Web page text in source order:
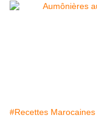
#Recettes Marocaines